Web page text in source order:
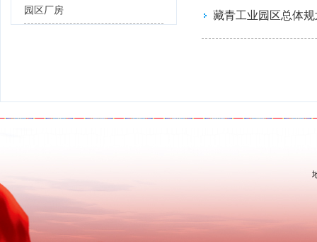
园区厂房 藏青工业园区总体